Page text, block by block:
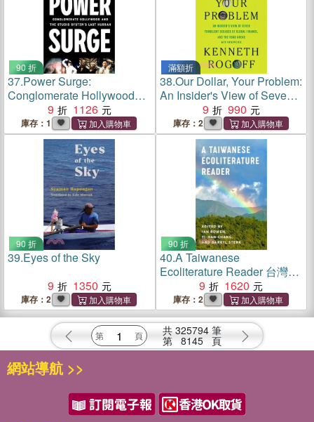
90 折
37.Power Surge:
Conglomerate Hollywood
and the Studio System's
Last Hurrah
9 1126
庫存：1
滿額折
38.Our Dollar, Your Problem:
An Insider's View of Seven
Turbulent Decades of Global
Finance, and the Road
Ahead
9 990
庫存：2
90 折
39.Eyes of the Sky
9
1350
庫存：2
90 折
40.A Taiwanese
Ecoliterature Reader 台灣生
態文學選集
9 1620
庫存：2
共 325794 筆
第 8145 頁
網站導航 >>